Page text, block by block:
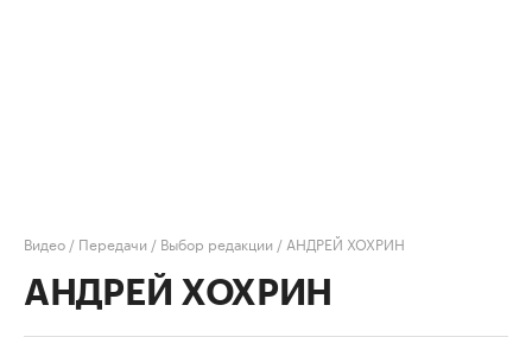
Видео / Передачи / Выбор редакции / АНДРЕЙ ХОХРИН
АНДРЕЙ ХОХРИН